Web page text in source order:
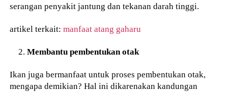
serangan penyakit jantung dan tekanan darah tinggi.
artikel terkait:manfaat atang gaharu
Membantu pembentukan otak
Ikan juga bermanfaat untuk proses pembentukan otak,
mengapa demikian? Hal ini dikarenakan kandungan